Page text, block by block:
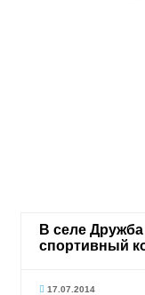
В селе
спортивный
17.07.2014